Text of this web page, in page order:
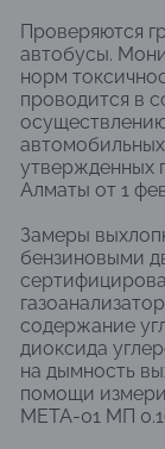
Проверяются
автобусы.
норм
проводится в
утвержденных
Алматы от 1
Замеры
бензиновыми
содержание
диоксида
на дымность
помощи
МЕТА-01 МП